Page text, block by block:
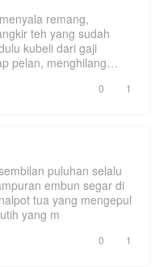
remang,
teh yang sudah
kubeli dari gaji
pelan, menghilang
0 1
puluhan selalu
embun segar di
tua yang mengepul
yang m
0 1